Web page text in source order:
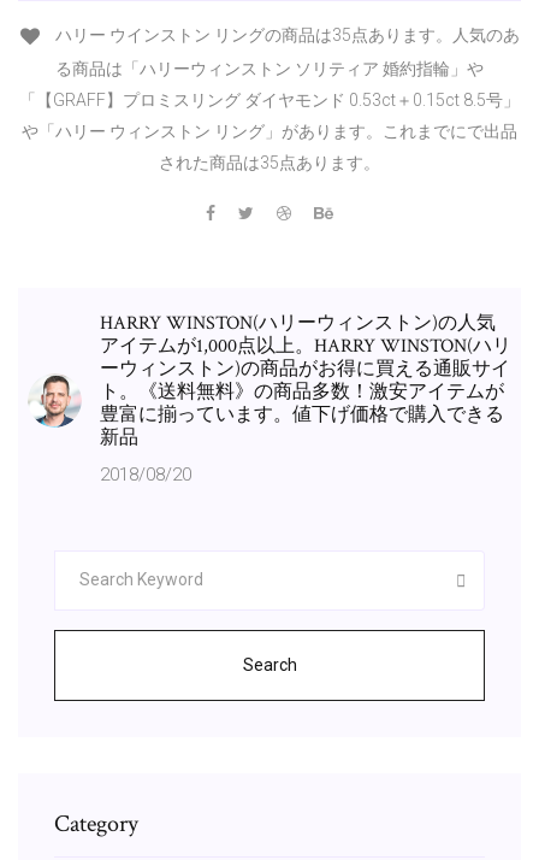
ハリー ウインストン リングの商品は35点あります。人気のあ
る商品は「ハリーウィンストン ソリティア 婚約指輪」や
「【GRAFF】プロミスリング ダイヤモンド 0.53ct＋0.15ct 8.5号」
や「ハリー ウィンストン リング」があります。これまでにで出品
された商品は35点あります。
HARRY WINSTON(ハリーウィンストン)の人気
アイテムが1,000点以上。HARRY WINSTON(ハリ
ーウィンストン)の商品がお得に買える通販サイ
ト。《送料無料》の商品多数！激安アイテムが
豊富に揃っています。値下げ価格で購入できる
新品
2018/08/20
Search
Category